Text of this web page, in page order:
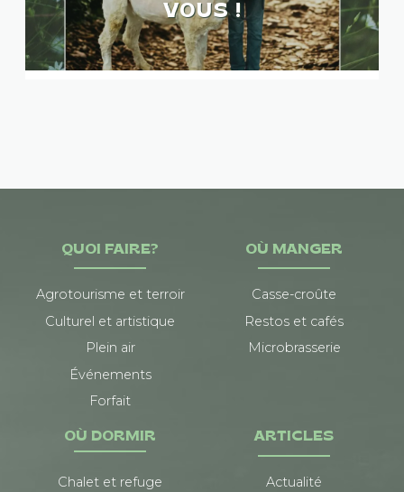
VOUS !
QUOI FAIRE?
Agrotourisme et terroir
Culturel et artistique
Plein air
Événements
Forfait
OÙ MANGER
Casse-croûte
Restos et cafés
Microbrasserie
OÙ DORMIR
Chalet et refuge
ARTICLES
Actualité